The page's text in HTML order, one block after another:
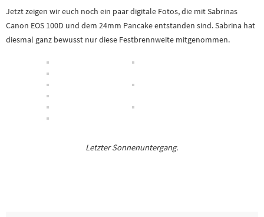
Jetzt zeigen wir euch noch ein paar digitale Fotos, die mit Sabrinas
Canon EOS 100D und dem 24mm Pancake entstanden sind. Sabrina hat
diesmal ganz bewusst nur diese Festbrennweite mitgenommen.
Letzter Sonnenuntergang.